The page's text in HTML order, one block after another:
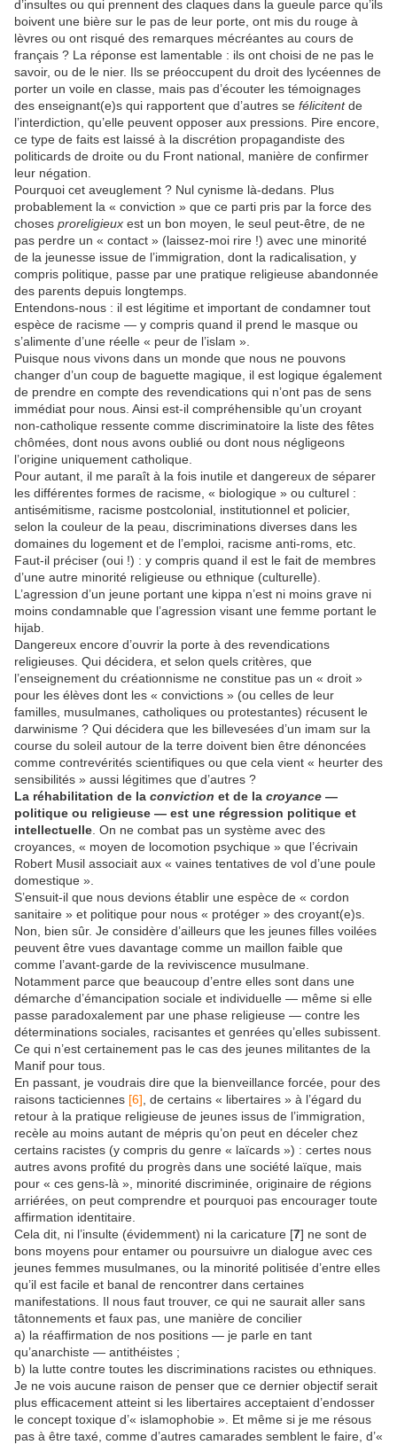
d’insultes ou qui prennent des claques dans la gueule parce qu’ils
boivent une bière sur le pas de leur porte, ont mis du rouge à
lèvres ou ont risqué des remarques mécréantes au cours de
français ? La réponse est lamentable : ils ont choisi de ne pas le
savoir, ou de le nier. Ils se préoccupent du droit des lycéennes de
porter un voile en classe, mais pas d’écouter les témoignages
des enseignant(e)s qui rapportent que d’autres se félicitentde
l’interdiction, qu’elle peuvent opposer aux pressions. Pire encore,
ce type de faits est laissé à la discrétion propagandiste des
politicards de droite ou du Front national, manière de confirmer
leur négation.
Pourquoi cet aveuglement ? Nul cynisme là-dedans. Plus
probablement la « conviction » que ce parti pris par la force des
choses proreligieux est un bon moyen, le seul peut-être, de ne
pas perdre un « contact » (laissez-moi rire !) avec une minorité
de la jeunesse issue de l’immigration, dont la radicalisation, y
compris politique, passe par une pratique religieuse abandonnée
des parents depuis longtemps.
Entendons-nous : il est légitime et important de condamner tout
espèce de racisme — y compris quand il prend le masque ou
s’alimente d’une réelle « peur de l’islam ».
Puisque nous vivons dans un monde que nous ne pouvons
changer d’un coup de baguette magique, il est logique également
de prendre en compte des revendications qui n’ont pas de sens
immédiat pour nous. Ainsi est-il compréhensible qu’un croyant
non-catholique ressente comme discriminatoire la liste des fêtes
chômées, dont nous avons oublié ou dont nous négligeons
l’origine uniquement catholique.
Pour autant, il me paraît à la fois inutile et dangereux de séparer
les différentes formes de racisme, « biologique » ou culturel :
antisémitisme, racisme postcolonial, institutionnel et policier,
selon la couleur de la peau, discriminations diverses dans les
domaines du logement et de l’emploi, racisme anti-roms, etc.
Faut-il préciser (oui !) : y compris quand il est le fait de membres
d’une autre minorité religieuse ou ethnique (culturelle).
L’agression d’un jeune portant une kippa n’est ni moins grave ni
moins condamnable que l’agression visant une femme portant le
hijab.
Dangereux encore d’ouvrir la porte à des revendications
religieuses. Qui décidera, et selon quels critères, que
l’enseignement du créationnisme ne constitue pas un « droit »
pour les élèves dont les « convictions » (ou celles de leur
familles, musulmanes, catholiques ou protestantes) récusent le
darwinisme ? Qui décidera que les billevesées d’un imam sur la
course du soleil autour de la terre doivent bien être dénoncées
comme contrevérités scientifiques ou que cela vient « heurter des
sensibilités » aussi légitimes que d’autres ?
La réhabilitation de la conviction et de la croyance —
politique ou religieuse — est une régression politique et
intellectuelle . On ne combat pas un système avec des
croyances, « moyen de locomotion psychique » que l’écrivain
Robert Musil associait aux « vaines tentatives de vol d’une poule
domestique ».
S’ensuit-il que nous devions établir une espèce de « cordon
sanitaire » et politique pour nous « protéger » des croyant(e)s.
Non, bien sûr. Je considère d’ailleurs que les jeunes filles voilées
peuvent être vues davantage comme un maillon faible que
comme l’avant-garde de la reviviscence musulmane.
Notamment parce que beaucoup d’entre elles sont dans une
démarche d’émancipation sociale et individuelle — même si elle
passe paradoxalement par une phase religieuse — contre les
déterminations sociales, racisantes et genrées qu’elles subissent.
Ce qui n’est certainement pas le cas des jeunes militantes de la
Manif pour tous.
En passant, je voudrais dire que la bienveillance forcée, pour des
raisons tacticiennes [6] , de certains « libertaires » à l’égard du
retour à la pratique religieuse de jeunes issus de l’immigration,
recèle au moins autant de mépris qu’on peut en déceler chez
certains racistes (y compris du genre « laïcards ») : certes nous
autres avons profité du progrès dans une société laïque, mais
pour « ces gens-là », minorité discriminée, originaire de régions
arriérées, on peut comprendre et pourquoi pas encourager toute
affirmation identitaire.
Cela dit, ni l’insulte (évidemment) ni la caricature [7] ne sont de
bons moyens pour entamer ou poursuivre un dialogue avec ces
jeunes femmes musulmanes, ou la minorité politisée d’entre elles
qu’il est facile et banal de rencontrer dans certaines
manifestations. Il nous faut trouver, ce qui ne saurait aller sans
tâtonnements et faux pas, une manière de concilier
a) la réaffirmation de nos positions — je parle en tant
qu’anarchiste — antithéistes ;
b) la lutte contre toutes les discriminations racistes ou ethniques.
Je ne vois aucune raison de penser que ce dernier objectif serait
plus efficacement atteint si les libertaires acceptaient d’endosser
le concept toxique d’« islamophobie ». Et même si je me résous
pas à être taxé, comme d’autres camarades semblent le faire, d’«